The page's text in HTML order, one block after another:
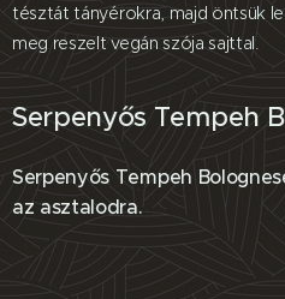
tésztát tányérokra, majd öntsük
meg reszelt vegán szója sajttal.
Serpenyős Tempeh
Serpenyős Tempeh
az asztalodra.